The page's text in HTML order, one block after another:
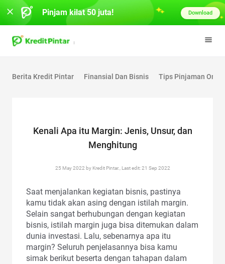
Berita Kredit Pintar Finansial Dan Bisnis Tips Pinjaman
Kenali Apa itu Margin: Jenis, Unsur, dan
Menghitung
25 May 2022 by Kredit Pintar., Last edit: 21 Sep 2022
Saat menjalankan kegiatan bisnis, pastinya
kamu tidak akan asing dengan istilah margin.
Selain sangat berhubungan dengan kegiatan
bisnis, istilah margin juga bisa ditemukan dalam
dunia investasi. Lalu, sebenarnya apa itu
margin? Seluruh penjelasannya bisa kamu
simak berikut beserta dengan tahapan dalam
Pinjam kilat 50 juta! Download